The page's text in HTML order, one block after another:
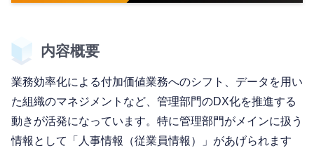
内容概要
業務効率化による付加価値業務へのシフト、データを用い
た組織のマネジメントなど、管理部門のDX化を推進する
動きが活発になっています。特に管理部門がメインに扱う
情報として「人事情報（従業員情報）」があげられます